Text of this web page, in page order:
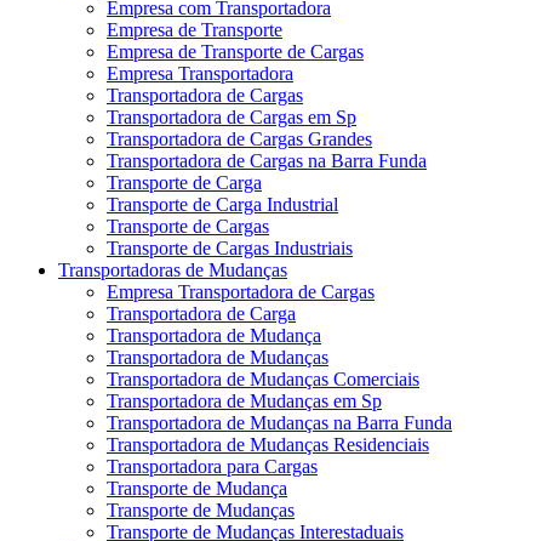
Empresa com Transportadora
Empresa de Transporte
Empresa de Transporte de Cargas
Empresa Transportadora
Transportadora de Cargas
Transportadora de Cargas em Sp
Transportadora de Cargas Grandes
Transportadora de Cargas na Barra Funda
Transporte de Carga
Transporte de Carga Industrial
Transporte de Cargas
Transporte de Cargas Industriais
Transportadoras de Mudanças
Empresa Transportadora de Cargas
Transportadora de Carga
Transportadora de Mudança
Transportadora de Mudanças
Transportadora de Mudanças Comerciais
Transportadora de Mudanças em Sp
Transportadora de Mudanças na Barra Funda
Transportadora de Mudanças Residenciais
Transportadora para Cargas
Transporte de Mudança
Transporte de Mudanças
Transporte de Mudanças Interestaduais